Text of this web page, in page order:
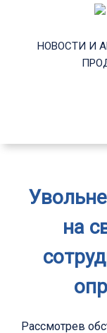
НОВОСТИ И
на
Рассмотрев